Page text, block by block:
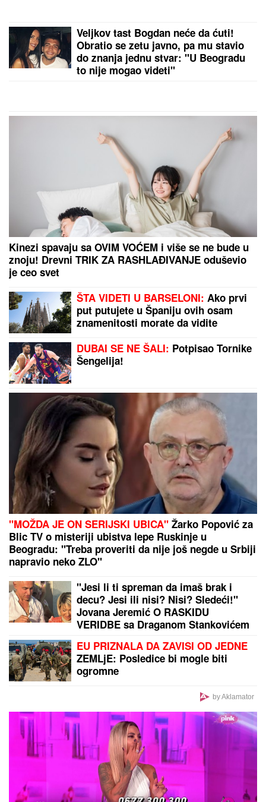
Veljkov tast Bogdan neće da ćuti!
Obratio se zetu javno, pa mu stavio
do znanja jednu stvar: "U Beogradu
to nije mogao videti"
Kinezi spavaju sa OVIM VOĆEM i više se ne bude u
znoju! Drevni TRIK ZA RASHLAĐIVANJE oduševio
je ceo svet
ŠTA VIDETI U BARSELONI: Ako prvi
put putujete u Španiju ovih osam
znamenitosti morate da vidite
DUBAI SE NE ŠALI: Potpisao Tornike
Šengelija!
"MOŽDA JE ON SERIJSKI UBICA" Žarko Popović za
Blic TV o misteriji ubistva lepe Ruskinje u
Beogradu: "Treba proveriti da nije još negde u Srbiji
napravio neko ZLO"
"Jesi li ti spreman da imaš brak i
decu? Jesi ili nisi? Nisi? Sledeći!"
Jovana Jeremić O RASKIDU
VERIDBE sa Draganom Stankovićem
EU PRIZNALA DA ZAVISI OD JEDNE
ZEMLjE: Posledice bi mogle biti
ogromne
by Aklamator